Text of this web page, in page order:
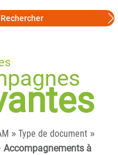
» Type de document »
Accompagnements à